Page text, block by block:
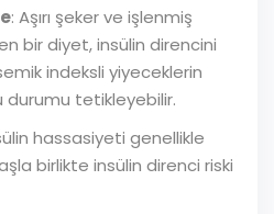
: Aşırı şeker ve işlenmiş
bir diyet, insülin direncini
indeksli yiyeceklerin
tetikleyebilir.
hassasiyeti genellikle
birlikte insülin direnci riski